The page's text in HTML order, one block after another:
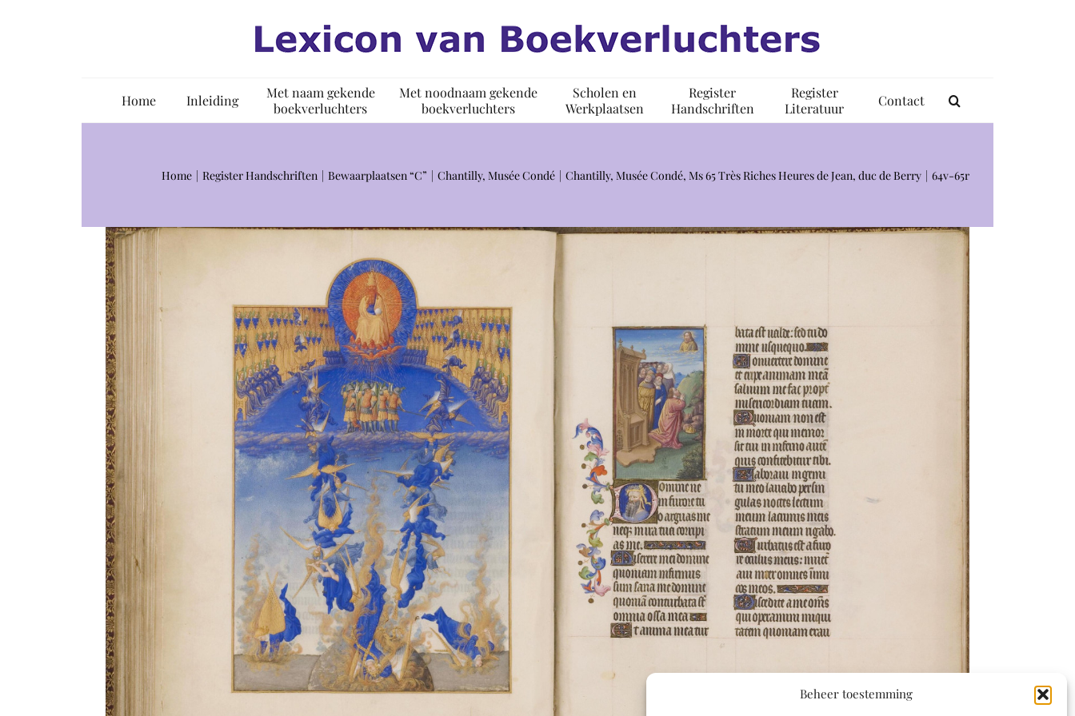
Beheer toestemming
Home Inleiding
Met naam gekende
boekverluchters
Met noodnaam gekende
boekverluchters
Scholen en
Werkplaatsen
Register
Handschriften
Register
Literatuur
Contact
Home Register Handschriften Bewaarplaatsen “C” Chantilly, Musée Condé Chantilly, Musée Condé, Ms 65 Très Riches Heures de Jean, duc de Berry 64v-65r